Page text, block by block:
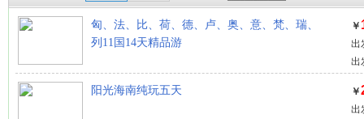
匈、法、比、荷、德、卢、奥、意、梵、瑞、
列11国14天精品游
￥
出
出
阳光海南纯玩五天 ￥
出